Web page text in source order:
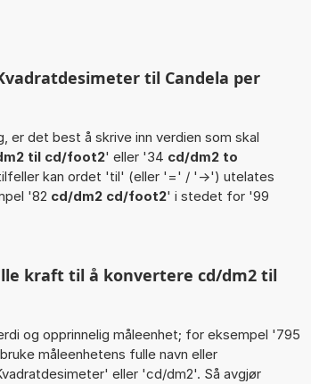
til Candela per
er det best å skrive inn verdien som skal
til cd/foot2' eller '34 cd/dm2 to
kan ordet 'til' (eller '=' / '->') utelates
'82 cd/dm2 cd/foot2' i stedet for '99
kraft til å konvertere cd/dm2 til
og opprinnelig måleenhet; for eksempel '795
måleenhetens fulle navn eller
eller 'cd/dm2'. Så avgjør